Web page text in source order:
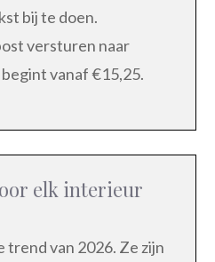
bij te doen.
versturen naar
vanaf €15,25.
elk interieur
trend van 2026. Ze zijn